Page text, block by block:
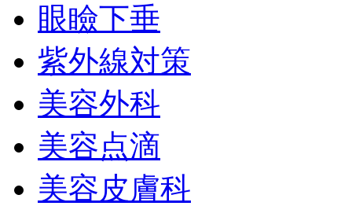
眼瞼下垂
紫外線対策
美容外科
美容点滴
美容皮膚科